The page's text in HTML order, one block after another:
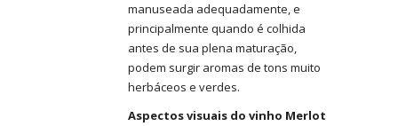
manuseada adequadamente, e
principalmente quando é colhida
antes de sua plena maturação,
podem surgir aromas de tons muito
herbáceos e verdes.
Aspectos visuais do vinho Merlot